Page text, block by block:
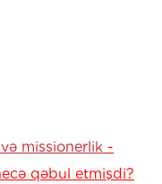
missionerlik -
qəbul etmişdi?